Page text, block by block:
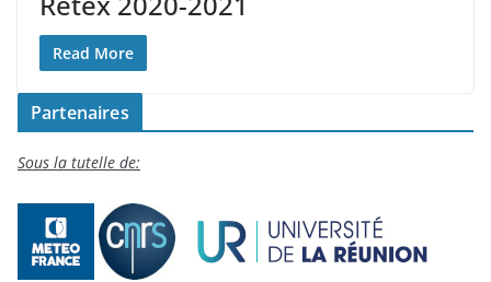
Read More
Partenaires
Sous la tutelle de: